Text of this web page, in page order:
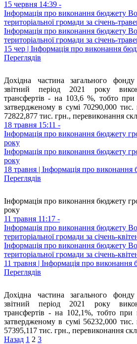
15 червня 14:39 -
Інформація про виконання бюджету
територіальної громади за січень-
Інформація про виконання бюджету
територіальної громади за січень-
15 чер | Інформація про виконання
Переглядів
Дохідна частина загального
звітний період 2021 року
трансфертів - на 103,6 %, тобто при
затвердженому в сумі 70290,000
72822,877 тис. грн., перевиконання
18 травня 15:11 -
Інформація про виконання бюджету
року
Інформація про виконання бюджету
року
18 травня | Інформація про
Переглядів
Інформація про виконання бюджету
року
11 травня 11:17 -
Інформація про виконання бюджету
територіальної громади за січень-
Інформація про виконання бюджету
територіальної громади за січень-
11 травня | Інформація про виконання
Переглядів
Дохідна частина загального
звітний період 2021 року
трансфертів - на 102,1%, тобто при
затвердженому в сумі 56232,000
57395,117 тис. грн., перевиконання
Назад 1 2 3